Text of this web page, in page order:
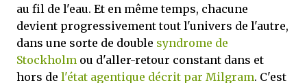
au fil de l'eau. Et en même temps, chacune
devient progressivement tout l'univers de l'autre,
dans une sorte de double syndrome de
Stockholm ou d'aller-retour constant dans et
hors de l'état agentique décrit par Milgram. C'est